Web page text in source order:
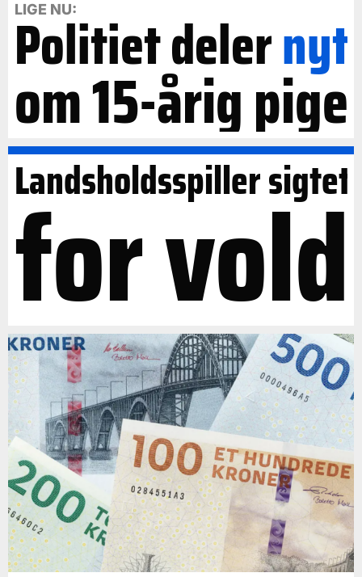
LIGE NU:
Politiet delernyt
om 15-årig pige
Landsholdsspiller sigtet
for vold